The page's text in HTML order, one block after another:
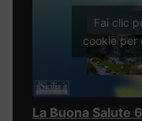
Fai clic
cookie per
La Buona Salute